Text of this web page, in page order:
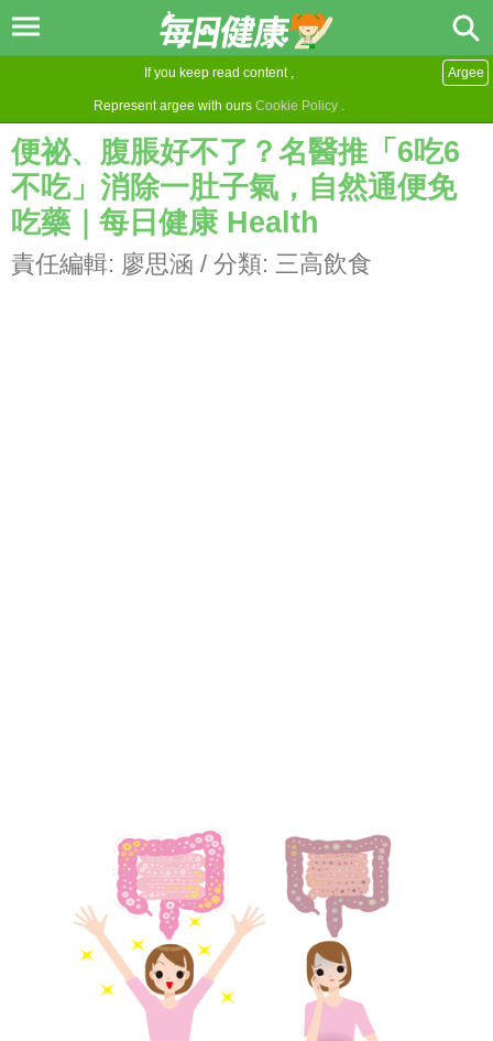
If you keep read content ,
Represent argee with ours Cookie Policy .
Argee
便祕、腹脹好不了？名醫推「6吃6
不吃」消除一肚子氣，自然通便免
吃藥｜每日健康 Health
責任編輯: 廖思涵 / 分類: 三高飲食